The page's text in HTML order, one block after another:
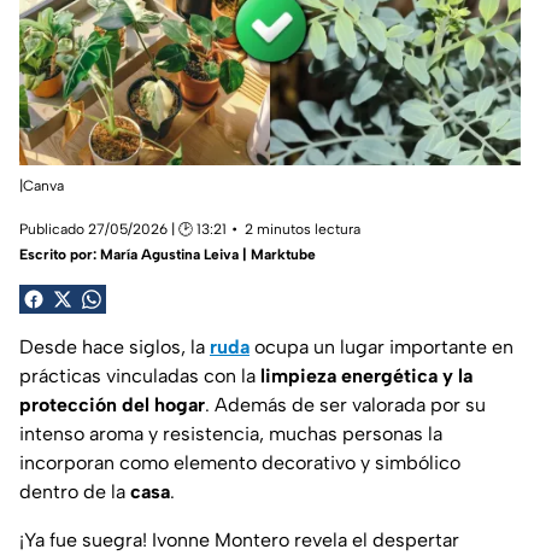
|Canva
Publicado 27/05/2026 | 🕑 13:21
2 minutos lectura
Escrito por: María Agustina Leiva | Marktube
Desde hace siglos, la ruda ocupa un lugar importante en
prácticas vinculadas con la limpieza energética y la
protección del hogar. Además de ser valorada por su
intenso aroma y resistencia, muchas personas la
incorporan como elemento decorativo y simbólico
dentro de la casa.
¡Ya fue suegra! Ivonne Montero revela el despertar